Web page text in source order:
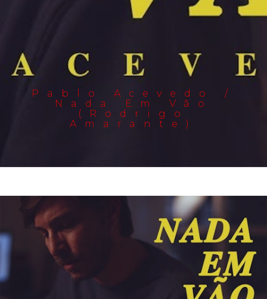
Pablo Acevedo /
Nada Em Vão
(Rodrigo
Amarante)